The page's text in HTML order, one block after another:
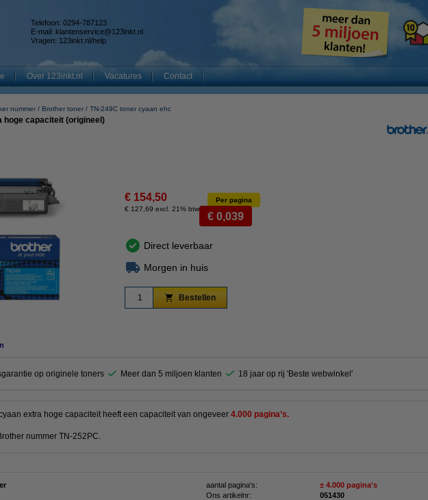
Telefoon: 0294-787123
E-mail: klantenservice@123inkt.nl
Vragen: 123inkt.nl/help
Over 123inkt.nl Vacatures Contact
nummer Brother toner TN-249C toner cyaan ehc
hoge capaciteit (origineel)
€ 154,50
€ 127,69 excl. 21% btw
Per pagina
€ 0,039
Direct leverbaar
Morgen in huis
Bestellen
op originele toners Meer dan 5 miljoen klanten 18 jaar op rij 'Beste webwinkel'
extra hoge capaciteit heeft een capaciteit van ongeveer 4.000 pagina’s.
nummer TN-252PC.
aantal pagina's:
± 4.000 pagina's
Ons artikelnr:
051430